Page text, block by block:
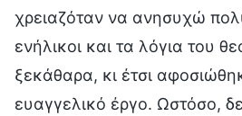
χρειαζόταν να ανησυχώ
ενήλικοι και τα λόγια του
ξεκάθαρα, κι έτσι
ευαγγελικό έργο. Ωστόσο,